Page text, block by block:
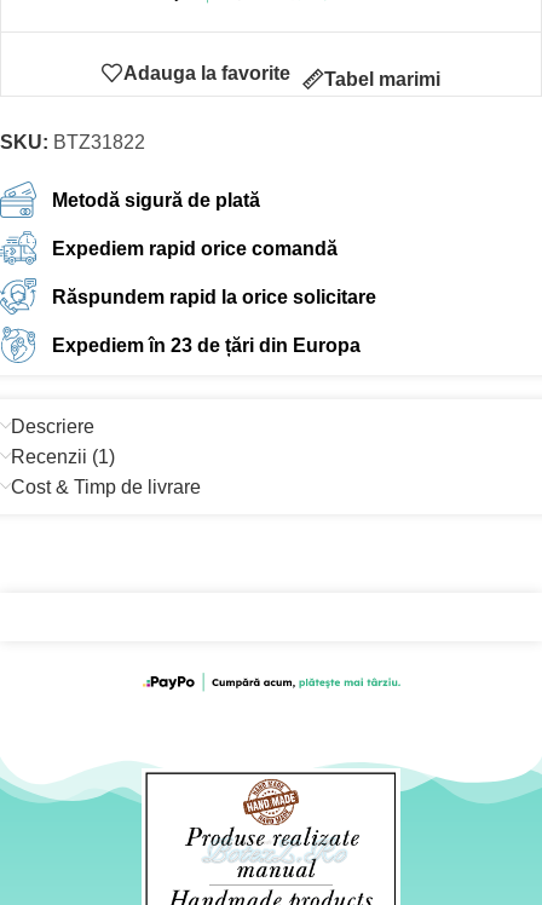
Adauga la favorite Tabel marimi
SKU: BTZ31822
Metodă sigură de plată
Expediem rapid orice comandă
Răspundem rapid la orice solicitare
Expediem în 23 de țări din Europa
Descriere
Recenzii (1)
Cost & Timp de livrare